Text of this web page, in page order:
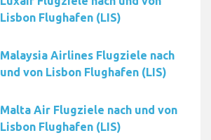
Lisbon Flughafen (LIS)
Malaysia Airlines Flugziele nach
und von Lisbon Flughafen (LIS)
Malta Air Flugziele nach und von
Lisbon Flughafen (LIS)